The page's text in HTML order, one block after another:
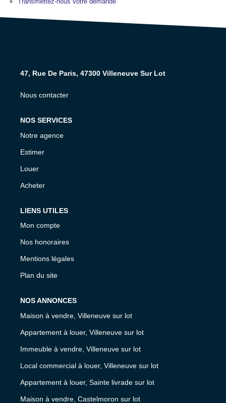
EXTRANET PROPRIÉTAIRE
47, Rue De Paris, 47300 Villeneuve Sur Lot
Nous contacter
NOS SERVICES
Notre agence
Estimer
Louer
Acheter
LIENS UTILES
Mon compte
Nos honoraires
Mentions légales
Plan du site
NOS ANNONCES
Maison à vendre, Villeneuve sur lot
Appartement à louer, Villeneuve sur lot
Immeuble à vendre, Villeneuve sur lot
Local commercial à louer, Villeneuve sur lot
Appartement à louer, Sainte livrade sur lot
Maison à vendre, Castelmoron sur lot